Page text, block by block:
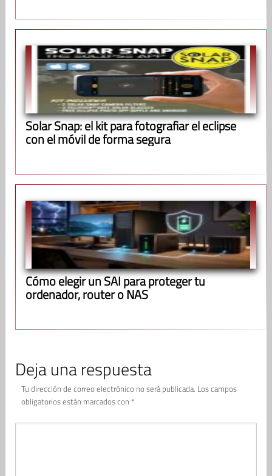
Solar Snap: el kit para fotografiar el eclipse
con el móvil de forma segura
Cómo elegir un SAI para proteger tu
ordenador, router o NAS
Deja una respuesta
Tu dirección de correo electrónico no será publicada. Los campos
obligatorios están marcados con *